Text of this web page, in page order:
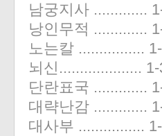
남궁지사 .............
낭인무적 .............
노는칼 ................
뇌신....................
단란표국 .............
대략난감 .............
대사부 ................